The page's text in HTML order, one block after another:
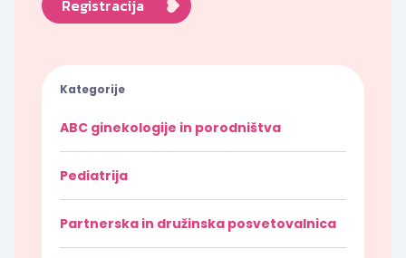
Registracija
Kategorije
ABC ginekologije in porodništva
Pediatrija
Partnerska in družinska posvetovalnica